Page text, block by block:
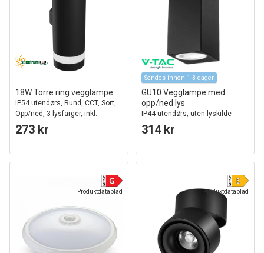
18W Torre ring vegglampe
IP54 utendørs, Rund, CCT, Sort,
Opp/ned, 3 lysfarger, inkl.
lyskilde
273 kr
Sendes innen 1-3 dager
GU10 Vegglampe med
opp/ned lys
IP44 utendørs, uten lyskilde
314 kr
Produktdatablad Produktdatablad